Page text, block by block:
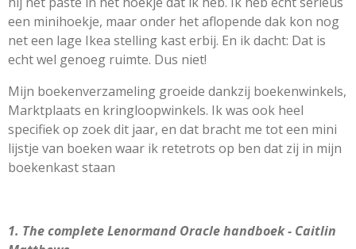
een minihoekje, maar onder het aflopende dak kon nog
net een lage Ikea stelling kast erbij. En ik dacht: Dat is
echt wel genoeg ruimte. Dus niet!
Mijn boekenverzameling groeide dankzij boekenwinkels,
Marktplaats en kringloopwinkels. Ik was ook heel
specifiek op zoek dit jaar, en dat bracht me tot een mini
lijstje van boeken waar ik retetrots op ben dat zij in mijn
boekenkast staan
1. The complete Lenormand Oracle handboek - Caitlin